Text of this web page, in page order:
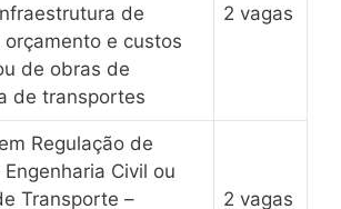
de
e custos
de obras de
de transportes
2 vagas
Regulação de
Civil ou
Transporte –
2 vagas